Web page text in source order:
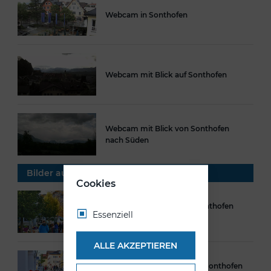
Webcam in Sonthofen
Webcam mit Blick auf Sonthofen
Webcam mit Blick von Sonthofen
nach Süden
Bilder aus Sonthofen
Das Miteinanderleben in Sonthofen
im Oberallgäu
In der Fußgängerzone von Sonthofen
Cookies
Essenziell
ALLE AKZEPTIEREN